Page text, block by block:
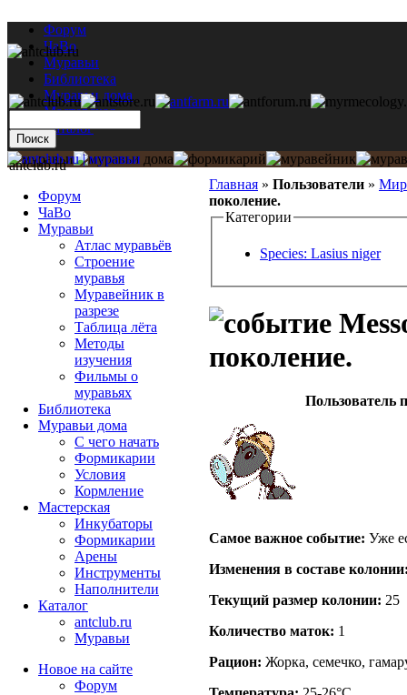
Форум
ЧаВо
Муравьи
Библиотека
Муравьи дома
Мастерская
Каталог
Главная » Пользователи »
поколение.
Категории
Species: Lasius niger
поколение.
Пользователь
Самое важное событие: Уже
Изменения в составе
Текущий размер кoлонии: 25
Количество маток: 1
Рацион: Жорка, семечко,
antclub.ru
Форум
ЧаВо
Муравьи
Атлас муравьёв
Строение
муравья
Муравейник в
разрезе
Таблица лёта
Методы
изучения
Фильмы о
муравьях
Библиотека
Муравьи дома
С чего начать
Формикарии
Условия
Кормление
Мастерская
Инкубаторы
Формикарии
Арены
Инструменты
Наполнители
Каталог
antclub.ru
Муравьи
Новое на сайте
Форум